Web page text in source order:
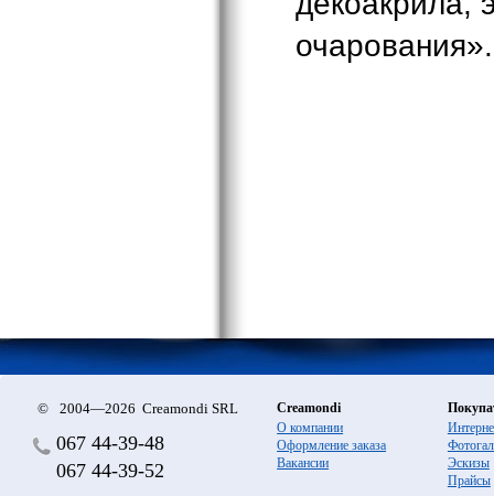
очарования».
© 2004—2026 Creamondi SRL
067 44-39-48
067 44-39-52
Creamondi
О компании
Оформление заказа
Вакансии
Эскизы
Прайсы